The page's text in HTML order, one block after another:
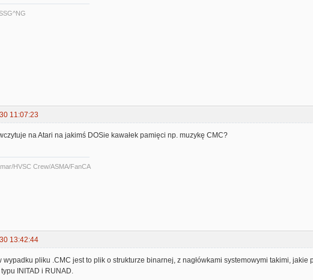
11:07:23
na Atari na jakimś DOSie kawałek pamięci np. muzykę CMC?
HVSC Crew/ASMA/FanCA
13:42:44
wypadku pliku .CMC jest to plik o strukturze binarnej, z nagłówkami systemowymi takimi,
INITAD i RUNAD.